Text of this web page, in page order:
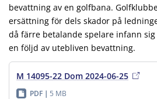
bevattning av en golfbana.
ersättning för dels skador på
då färre betalande spelare infann
en följd av utebliven bevattning.
M 14095-22 Dom 2024-06-25
PDF 5 MB